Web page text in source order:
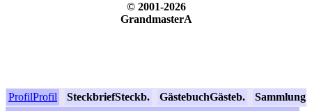
© 2001-2026
GrandmasterA
ProfilProfil SteckbriefSteckb. GästebuchGästeb. Sammlung